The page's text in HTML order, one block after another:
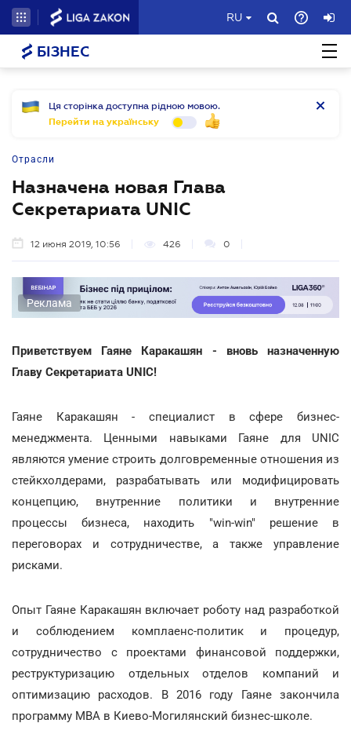
RU
БІЗНЕС
Ця сторінка доступна рідною мовою.
Перейти на українську
Отрасли
Назначена новая Глава
Секретариата UNIC
12 июня 2019, 10:56 426 0
Реклама
Приветствуем Гаяне Каракашян - вновь назначенную
Главу Секретариата UNIC!
Гаяне Каракашян - специалист в сфере бизнес-
менеджмента. Ценными навыками Гаяне для UNIC
являются умение строить долговременные отношения из
стейкхолдерами, разрабатывать или модифицировать
концепцию, внутренние политики и внутренние
процессы бизнеса, находить "win-win" решение в
переговорах и сотрудничестве, а также управление
рисками.
Опыт Гаяне Каракашян включает роботу над разработкой
и соблюдением комплаенс-политик и процедур,
сотрудничество с проектами финансовой поддержки,
реструктуризацию отдельных отделов компаний и
оптимизацию расходов. В 2016 году Гаяне закончила
программу MBA в Киево-Могилянский бизнес-школе.